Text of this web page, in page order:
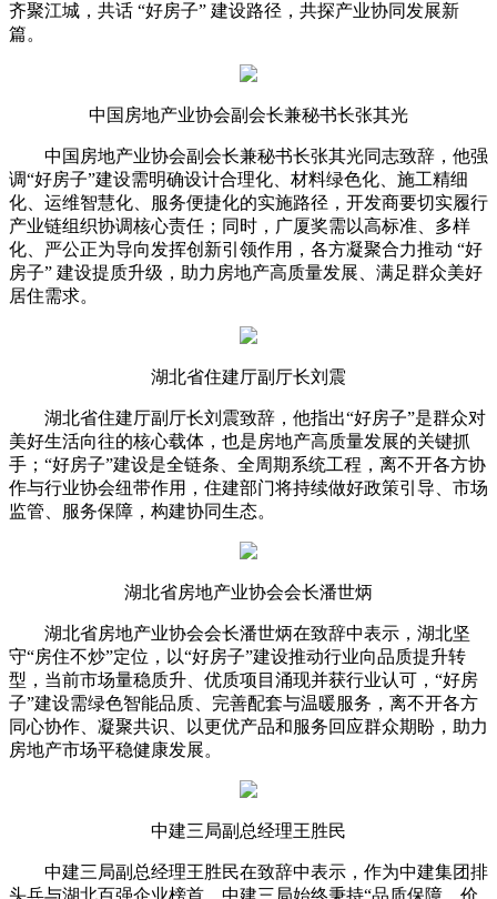
齐聚江城，共话 “好房子” 建设路径，共探产业协同发展新
篇。
中国房地产业协会副会长兼秘书长张其光
中国房地产业协会副会长兼秘书长张其光同志致辞，他强
调“好房子”建设需明确设计合理化、材料绿色化、施工精细
化、运维智慧化、服务便捷化的实施路径，开发商要切实履行
产业链组织协调核心责任；同时，广厦奖需以高标准、多样
化、严公正为导向发挥创新引领作用，各方凝聚合力推动 “好
房子” 建设提质升级，助力房地产高质量发展、满足群众美好
居住需求。
湖北省住建厅副厅长刘震
湖北省住建厅副厅长刘震致辞，他指出“好房子”是群众对
美好生活向往的核心载体，也是房地产高质量发展的关键抓
手；“好房子”建设是全链条、全周期系统工程，离不开各方协
作与行业协会纽带作用，住建部门将持续做好政策引导、市场
监管、服务保障，构建协同生态。
湖北省房地产业协会会长潘世炳
湖北省房地产业协会会长潘世炳在致辞中表示，湖北坚
守“房住不炒”定位，以“好房子”建设推动行业向品质提升转
型，当前市场量稳质升、优质项目涌现并获行业认可，“好房
子”建设需绿色智能品质、完善配套与温暖服务，离不开各方
同心协作、凝聚共识、以更优产品和服务回应群众期盼，助力
房地产市场平稳健康发展。
中建三局副总经理王胜民
中建三局副总经理王胜民在致辞中表示，作为中建集团排
头兵与湖北百强企业榜首，中建三局始终秉持“品质保障、价